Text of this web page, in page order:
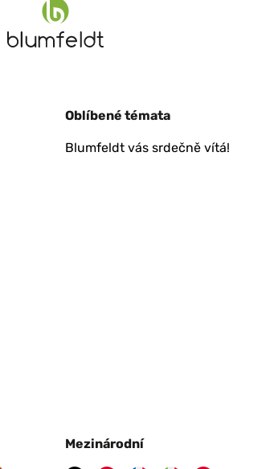
Oblíbené témata
Blumfeldt vás srdečně vítá!
Mezinárodní